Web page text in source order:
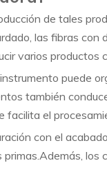
de tales
las fibras
varios
puede
también
facilita el
con el